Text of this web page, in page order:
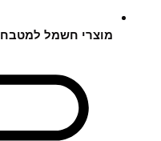
מוצרי חשמל למטבח